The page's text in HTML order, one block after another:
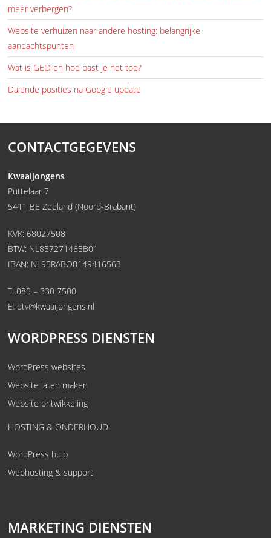
meer verbergen?
Website verhuizen naar andere hosting: belangrijke
aandachtspunten
Wat is GEO en hoe past je het toe?
Dalende posities na Google update
CONTACTGEGEVENS
Kwaaijongens
Puttelaar 7
5411 BE Zeeland (Noord-Brabant)
KVK: 68027508
BTW: NL857271465B01
IBAN: NL95RABO0149416563
T:085 – 330 7500
E:dtv@kwaaijongens.nl
WORDPRESS DIENSTEN
WordPress websites
Website laten maken
Website ontwikkeling
HOSTING & ONDERHOUD
WordPress hulp
Webhosting & support
MARKETING DIENSTEN